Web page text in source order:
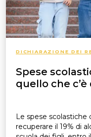
DICHIARAZIONE DEI
Spese
quello che c’è
Le spese
recuperare il 19% di